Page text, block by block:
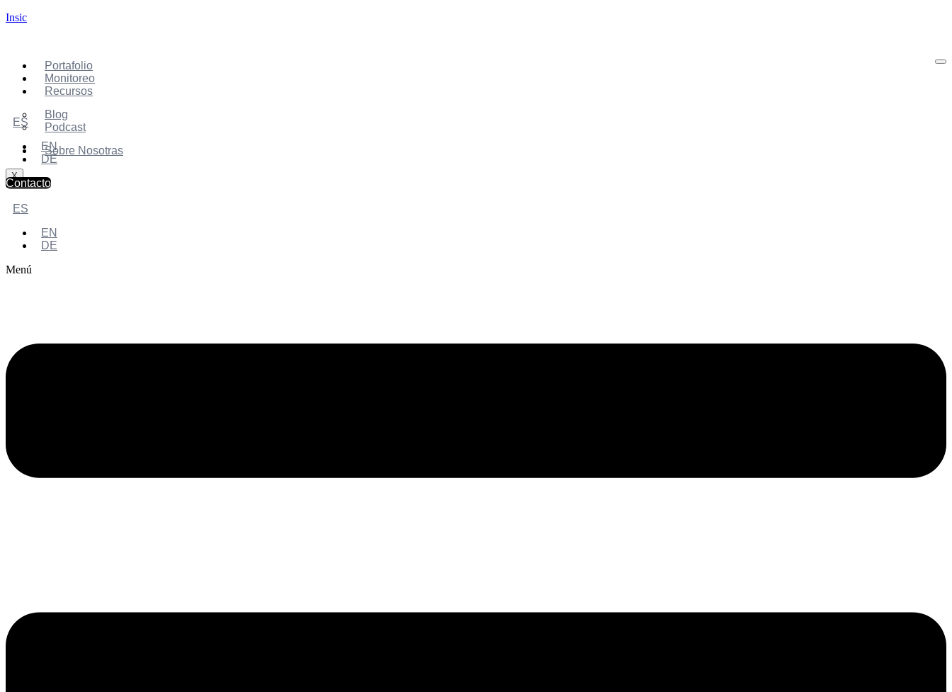
Insic
Portafolio
Monitoreo
Recursos
Blog
Podcast
Sobre Nosotras
X
ES
EN
DE
Contacto
ES
EN
DE
Menú